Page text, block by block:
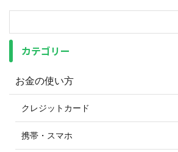
カテゴリー
お金の使い方
クレジットカード
携帯・スマホ